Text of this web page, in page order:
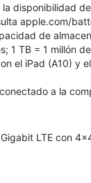
disponibilidad
apple.com/
de
1 TB = 1 millón
el iPad (A10) y
a la
LTE con